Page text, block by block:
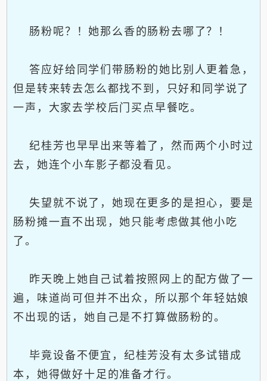
肠粉呢？！她那么香的肠粉去哪了？！
答应好给同学们带肠粉的她比别人更着急，
但是转来转去怎么都找不到，只好和同学说了
一声，大家去学校后门买点早餐吃。
纪桂芳也早早出来等着了，然而两个小时过
去，她连个小车影子都没看见。
失望就不说了，她现在更多的是担心，要是
肠粉摊一直不出现，她只能考虑做其他小吃
了。
昨天晚上她自己试着按照网上的配方做了一
遍，味道尚可但并不出众，所以那个年轻姑娘
不出现的话，她自己是不打算做肠粉的。
毕竟设备不便宜，纪桂芳没有太多试错成
本，她得做好十足的准备才行。